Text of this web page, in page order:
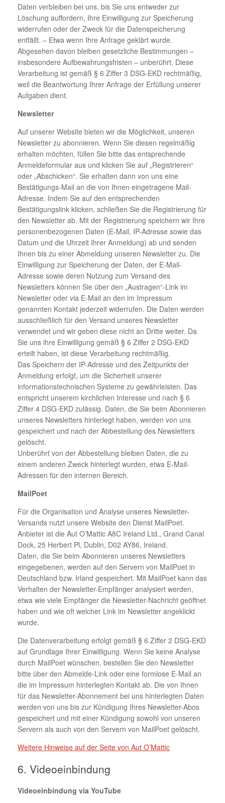
Daten verbleiben bei uns, bis Sie uns entweder zur
Löschung auffordern, Ihre Einwilligung zur Speicherung
widerrufen oder der Zweck für die Datenspeicherung
entfällt. – Etwa wenn Ihre Anfrage geklärt wurde.
Abgesehen davon bleiben gesetzliche Bestimmungen –
insbesondere Aufbewahrungsfristen – unberührt. Diese
Verarbeitung ist gemäß § 6 Ziffer 3 DSG-EKD rechtmäßig,
weil die Beantwortung Ihrer Anfrage der Erfüllung unserer
Aufgaben dient.
Newsletter
Auf unserer Website bieten wir die Möglichkeit, unseren
Newsletter zu abonnieren. Wenn Sie diesen regelmäßig
erhalten möchten, füllen Sie bitte das entsprechende
Anmeldeformular aus und klicken Sie auf „Registrieren“
oder „Abschicken“. Sie erhalten dann von uns eine
Bestätigungs-Mail an die von Ihnen eingetragene Mail-
Adresse. Indem Sie auf den entsprechenden
Bestätigungslink klicken, schließen Sie die Registrierung für
den Newsletter ab. Mit der Registrierung speichern wir Ihre
personenbezogenen Daten (E-Mail, IP-Adresse sowie das
Datum und die Uhrzeit Ihrer Anmeldung) ab und senden
Ihnen bis zu einer Abmeldung unseren Newsletter zu. Die
Einwilligung zur Speicherung der Daten, der E-Mail-
Adresse sowie deren Nutzung zum Versand des
Newsletters können Sie über den „Austragen“-Link im
Newsletter oder via E-Mail an den im Impressum
genannten Kontakt jederzeit widerrufen. Die Daten werden
ausschließlich für den Versand unseres Newsletter
verwendet und wir geben diese nicht an Dritte weiter. Da
Sie uns ihre Einwilligung gemäß § 6 Ziffer 2 DSG-EKD
erteilt haben, ist diese Verarbeitung rechtmäßig.
Das Speichern der IP-Adresse und des Zeitpunkts der
Anmeldung erfolgt, um die Sicherheit unserer
informationstechnischen Systeme zu gewährleisten. Das
entspricht unserem kirchlichen Interesse und nach § 6
Ziffer 4 DSG-EKD zulässig. Daten, die Sie beim Abonnieren
unseres Newsletters hinterlegt haben, werden von uns
gespeichert und nach der Abbestellung des Newsletters
gelöscht.
Unberührt von der Abbestellung bleiben Daten, die zu
einem anderen Zweck hinterlegt wurden, etwa E-Mail-
Adressen für den internen Bereich.
MailPoet
Für die Organisation und Analyse unseres Newsletter-
Versands nutzt unsere Website den Dienst MailPoet.
Anbieter ist die Aut O’Mattic A8C Ireland Ltd., Grand Canal
Dock, 25 Herbert Pl, Dublin, D02 AY86, Ireland.
Daten, die Sie beim Abonnieren unseres Newsletters
eingegebenen, werden auf den Servern von MailPoet in
Deutschland bzw. Irland gespeichert. Mit MailPoet kann das
Verhalten der Newsletter-Empfänger analysiert werden,
etwa wie viele Empfänger die Newsletter-Nachricht geöffnet
haben und wie oft welcher Link im Newsletter angeklickt
wurde.
Die Datenverarbeitung erfolgt gemäß § 6 Ziffer 2 DSG-EKD
auf Grundlage Ihrer Einwilligung. Wenn Sie keine Analyse
durch MailPoet wünschen, bestellen Sie den Newsletter
bitte über den Abmelde-Link oder eine formlose E-Mail an
die im Impressum hinterlegten Kontakt ab. Die von Ihnen
für das Newsletter-Abonnement bei uns hinterlegten Daten
werden von uns bis zur Kündigung Ihres Newsletter-Abos
gespeichert und mit einer Kündigung sowohl von unseren
Servern als auch von den Servern von MailPoet gelöscht.
Weitere Hinweise auf der Seite von Aut O’Mattic
6. Videoeinbindung
Videoeinbindung via YouTube